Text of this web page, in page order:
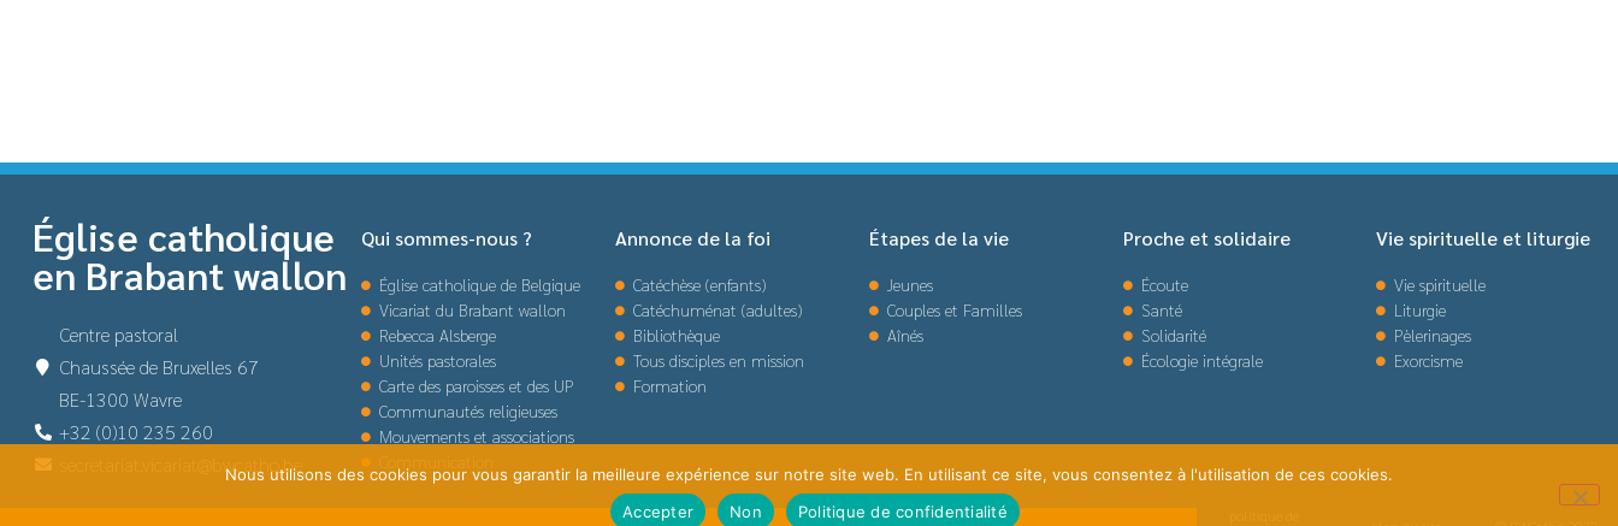
Église catholique
en Brabant wallon
Centre pastoral
Chaussée de Bruxelles 67
BE-1300 Wavre
+32 (0)10 235 260
secretariat.vicariat@bwcatho.be
Qui sommes-nous ?
Église catholique de Belgique
Vicariat du Brabant wallon
Rebecca Alsberge
Unités pastorales
Carte des paroisses et des UP
Communautés religieuses
Mouvements et associations
Annonce de la foi
Catéchèse (enfants)
Catéchuménat (adultes)
Bibliothèque
Tous disciples en mission
Formation
Étapes de la vie
Jeunes
Couples et Familles
Aînés
Proche et solidaire
Écoute
Santé
Solidarité
Écologie intégrale
Vie spirituelle et liturgie
Vie spirituelle
Liturgie
Pèlerinages
Exorcisme
Nous utilisons des cookies pour vous garantir la meilleure expérience sur notre site web. En utilisant ce site, vous consentez à l'utilisation de ces cookies.
Accepter
Non Politique de confidentialité